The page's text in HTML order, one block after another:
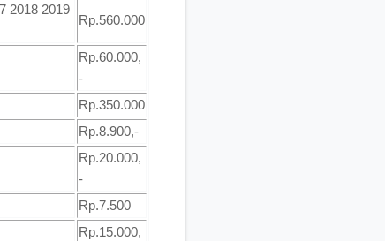
2018 2019
Rp.560.000
Rp.60.000,
-
Rp.350.000
Rp.8.900,-
Rp.20.000,
-
Rp.7.500
Rp.15.000,